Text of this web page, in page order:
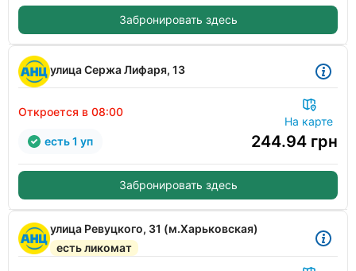
Забронировать здесь
улица Сержа Лифаря, 13
Откроется в 08:00
На карте
244.94 грн
есть 1 уп
Забронировать здесь
улица Ревуцкого, 31 (м.Харьковская)
есть ликомат